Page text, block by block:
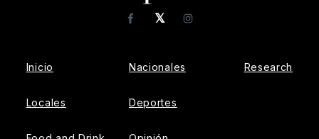
𝕏
FacebookInstagram
Inicio
Locales
Nacionales
Deportes
Research